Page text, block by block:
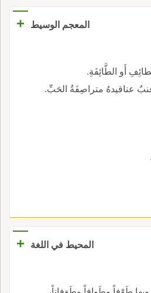
المعجم الوسيط +
المحيط في اللغة +